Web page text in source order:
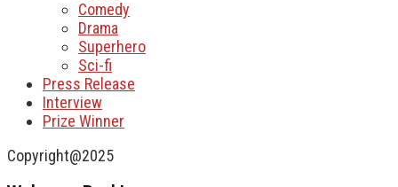
Comedy
Drama
Superhero
Sci-fi
Press Release
Interview
Prize Winner
Copyright@2025